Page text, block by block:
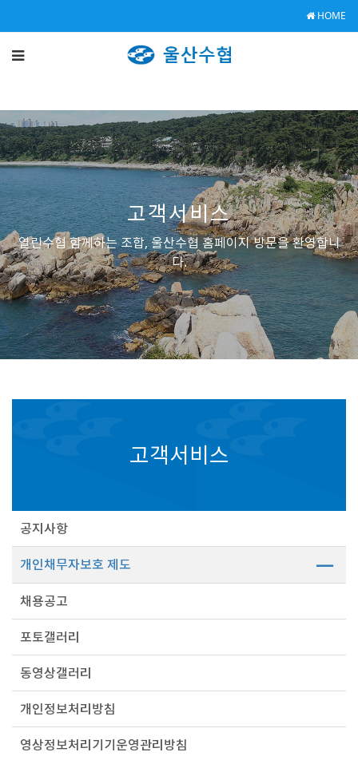
HOME
고객서비스
열린수협 함께하는 조합, 울산수협 홈페이지 방문을 환영합니
다.
고객서비스
공지사항
개인채무자보호 제도
채용공고
포토갤러리
동영상갤러리
개인정보처리방침
영상정보처리기기운영관리방침